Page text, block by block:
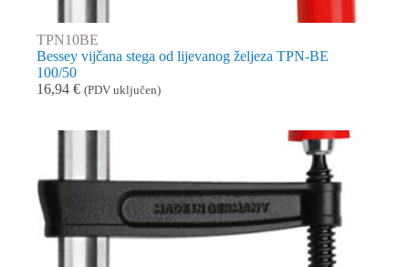
TPN10BE
Bessey vijčana stega od lijevanog željeza TPN-BE
100/50
16,94 € (PDV uključen)